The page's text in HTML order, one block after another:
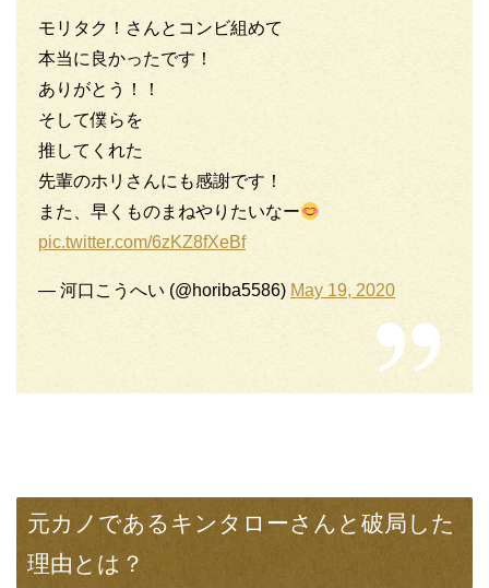
モリタク！さんとコンビ組めて
本当に良かったです！
ありがとう！！
そして僕らを
推してくれた
先輩のホリさんにも感謝です！
また、早くものまねやりたいなー
pic.twitter.com/6zKZ8fXeBf
— 河口こうへい (@horiba5586) May 19, 2020
元カノであるキンタローさんと破局した
理由とは？